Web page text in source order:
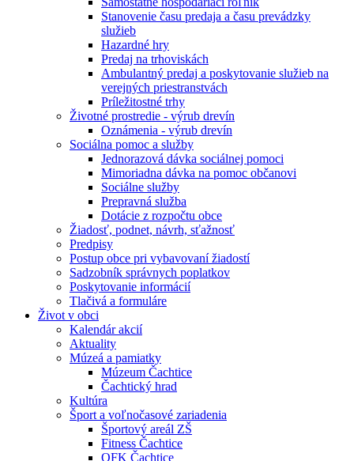
Stanovenie času predaja a času prevádzky
služieb
Hazardné hry
Predaj na trhoviskách
Ambulantný predaj a poskytovanie služieb na
verejných priestranstvách
Príležitostné trhy
Životné prostredie - výrub drevín
Oznámenia - výrub drevín
Sociálna pomoc a služby
Jednorazová dávka sociálnej pomoci
Mimoriadna dávka na pomoc občanovi
Sociálne služby
Prepravná služba
Dotácie z rozpočtu obce
Žiadosť, podnet, návrh, sťažnosť
Predpisy
Postup obce pri vybavovaní žiadostí
Sadzobník správnych poplatkov
Poskytovanie informácií
Tlačivá a formuláre
Život v obci
Kalendár akcií
Aktuality
Múzeá a pamiatky
Múzeum Čachtice
Čachtický hrad
Kultúra
Šport a voľnočasové zariadenia
Športový areál ZŠ
Fitness Čachtice
OFK Čachtice